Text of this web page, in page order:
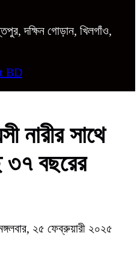
দক্ষিন গোড়ান, খিলগাঁও,
BD
নারীর সাথে
৩৭ বছরের
২৫ ফেব্রুয়ারী ২০২৫